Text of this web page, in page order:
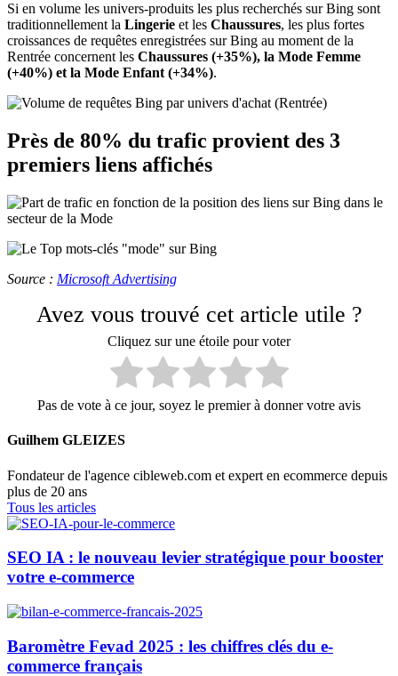
Si en volume les univers-produits les plus recherchés sur Bing sont
traditionnellement la Lingerie et les Chaussures, les plus fortes
croissances de requêtes enregistrées sur Bing au moment de la
Rentrée concernent les Chaussures (+35%), la Mode Femme
(+40%) et la Mode Enfant (+34%).
Près de 80% du trafic provient des 3
premiers liens affichés
Source : Microsoft Advertising
Avez vous trouvé cet article utile ?
Cliquez sur une étoile pour voter
Pas de vote à ce jour, soyez le premier à donner votre avis
Guilhem GLEIZES
Fondateur de l'agence cibleweb.com et expert en ecommerce depuis
plus de 20 ans
Tous les articles
SEO IA : le nouveau levier stratégique pour booster
votre e-commerce
Baromètre Fevad 2025 : les chiffres clés du e-
commerce français